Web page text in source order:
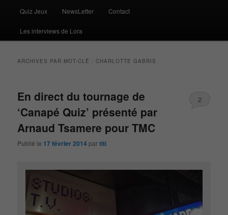
Quiz Jeux NewsLetter Contact
Les interviews de Lora
ARCHIVES PAR MOT-CLÉ :CHARLOTTE GABRIS
En direct du tournage de
‘Canapé Quiz’ présenté par
Arnaud Tsamere pour TMC
Publié le 17 février 2014 partiti
2